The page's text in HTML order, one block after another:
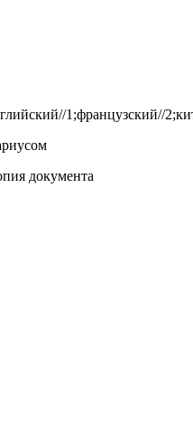
1;французский//
документа